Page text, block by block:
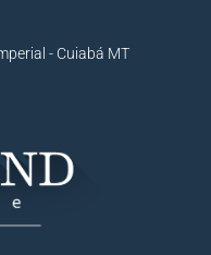
- Cuiabá MT